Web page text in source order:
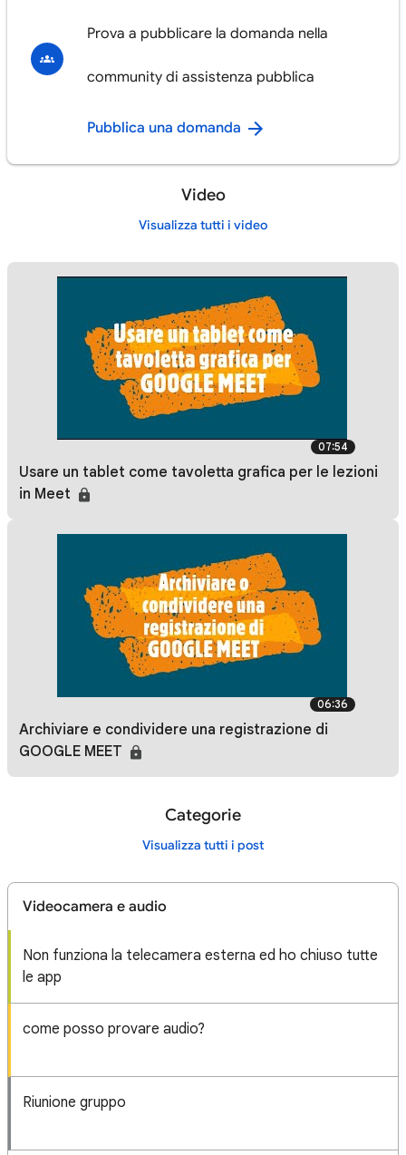
Prova a pubblicare la domanda nella
community di assistenza pubblica
Pubblica una domanda
Video
Visualizza tutti i video
07:54
Usare un tablet come tavoletta grafica per le lezioni
in Meet
06:36
Archiviare e condividere una registrazione di
GOOGLE MEET
Categorie
Visualizza tutti i post
Videocamera e audio
Non funziona la telecamera esterna ed ho chiuso tutte
le app
come posso provare audio?
Riunione gruppo